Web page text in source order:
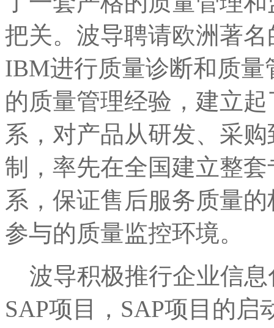
把关。波导聘请欧洲著
IBM进行质量诊断和质
的质量管理经验，建立
系，对产品从研发、采
制，率先在全国建立整
系，保证售后服务质量
参与的质量监控环境。
波导积极推行企业信息
SAP项目，SAP项目的